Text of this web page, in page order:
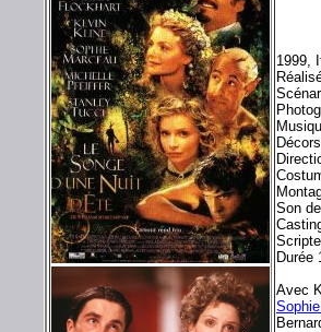
1999,
Son
Durée
Avec